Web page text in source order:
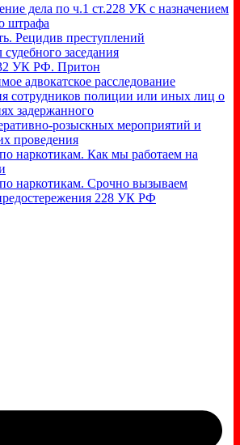
дела по ч.1 ст.228 УК с назначением
штрафа
Рецидив преступлений
заседания
УК РФ. Притон
адвокатское расследование
сотрудников полиции или иных лиц о
задержанного
розыскных мероприятий и
проведения
наркотикам. Как мы работаем на
наркотикам. Срочно вызываем
228 УК РФ